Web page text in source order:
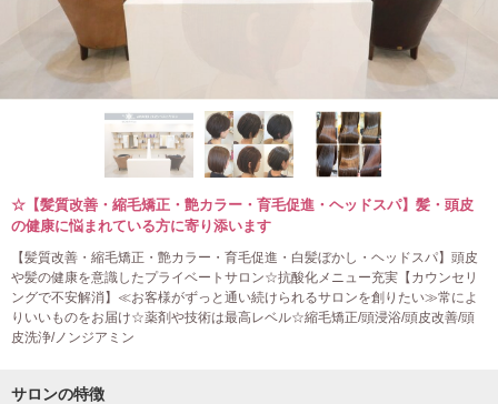
☆【髪質改善・縮毛矯正・艶カラー・育毛促進・ヘッドスパ】髪・頭皮
の健康に悩まれている方に寄り添います
【髪質改善・縮毛矯正・艶カラー・育毛促進・白髪ぼかし・ヘッドスパ】頭皮
や髪の健康を意識したプライベートサロン☆抗酸化メニュー充実【カウンセリ
ングで不安解消】≪お客様がずっと通い続けられるサロンを創りたい≫常によ
りいいものをお届け☆薬剤や技術は最高レベル☆縮毛矯正/頭浸浴/頭皮改善/頭
皮洗浄/ノンジアミン
サロンの特徴